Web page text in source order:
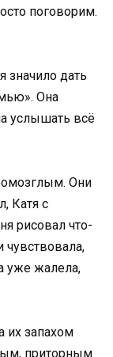
поговорим.
значило дать
Она
услышать всё
Они
Катя с
рисовал что-
чувствовала,
уже жалела,
их запахом
приторным